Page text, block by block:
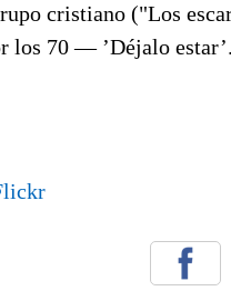
cristiano ("Los
los 70 — ’Déjalo estar’.